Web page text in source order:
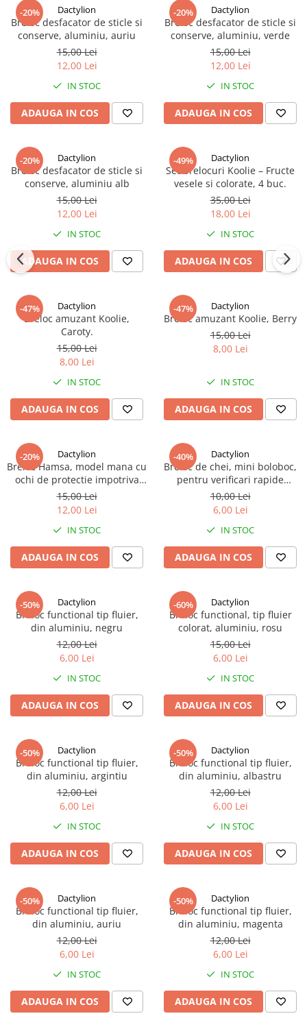
-20% Dactylion
Breloc desfacator de sticle si
conserve, aluminiu, auriu
15,00 Lei
12,00 Lei
IN STOC
ADAUGA IN COS
-20% Dactylion
Breloc desfacator de sticle si
conserve, aluminiu, verde
15,00 Lei
12,00 Lei
IN STOC
ADAUGA IN COS
-20% Dactylion
Breloc desfacator de sticle si
conserve, aluminiu alb
15,00 Lei
12,00 Lei
IN STOC
ADAUGA IN COS
-49% Dactylion
Set brelocuri Koolie – Fructe
vesele si colorate, 4 buc.
35,00 Lei
18,00 Lei
IN STOC
ADAUGA IN COS
-47% Dactylion
Breloc amuzant Koolie,
Caroty.
15,00 Lei
8,00 Lei
IN STOC
ADAUGA IN COS
-47% Dactylion
Breloc amuzant Koolie, Berry
15,00 Lei
8,00 Lei
IN STOC
ADAUGA IN COS
-20% Dactylion
Breloc Hamsa, model mana cu
ochi de protectie impotriva
energiilor negative
15,00 Lei
12,00 Lei
IN STOC
ADAUGA IN COS
-40% Dactylion
Breloc de chei, mini boloboc,
pentru verificari rapide
oriunde
10,00 Lei
6,00 Lei
IN STOC
ADAUGA IN COS
-50% Dactylion
Breloc functional tip fluier,
din aluminiu, negru
12,00 Lei
6,00 Lei
IN STOC
ADAUGA IN COS
-60% Dactylion
Breloc functional, tip fluier
colorat, aluminiu, rosu
15,00 Lei
6,00 Lei
IN STOC
ADAUGA IN COS
-50% Dactylion
Breloc functional tip fluier,
din aluminiu, argintiu
12,00 Lei
6,00 Lei
IN STOC
ADAUGA IN COS
-50% Dactylion
Breloc functional tip fluier,
din aluminiu, albastru
12,00 Lei
6,00 Lei
IN STOC
ADAUGA IN COS
-50% Dactylion
Breloc functional tip fluier,
din aluminiu, auriu
12,00 Lei
6,00 Lei
IN STOC
ADAUGA IN COS
-50% Dactylion
Breloc functional tip fluier,
din aluminiu, magenta
12,00 Lei
6,00 Lei
IN STOC
ADAUGA IN COS